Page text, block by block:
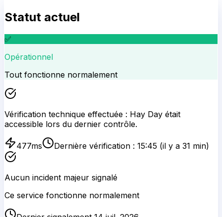
Statut actuel
✅
Opérationnel
Tout fonctionne normalement
Vérification technique effectuée : Hay Day était
accessible lors du dernier contrôle.
477ms Dernière vérification : 15:45 (il y a 31 min)
Aucun incident majeur signalé
Ce service fonctionne normalement